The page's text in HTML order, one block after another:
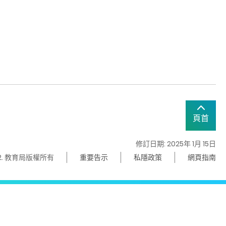
頁首
修訂日期: 2025年 1月 15日
教育局版權所有
重要告示 私隱政策 網頁指南